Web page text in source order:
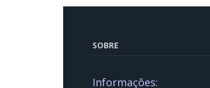
SOBRE
Informações: